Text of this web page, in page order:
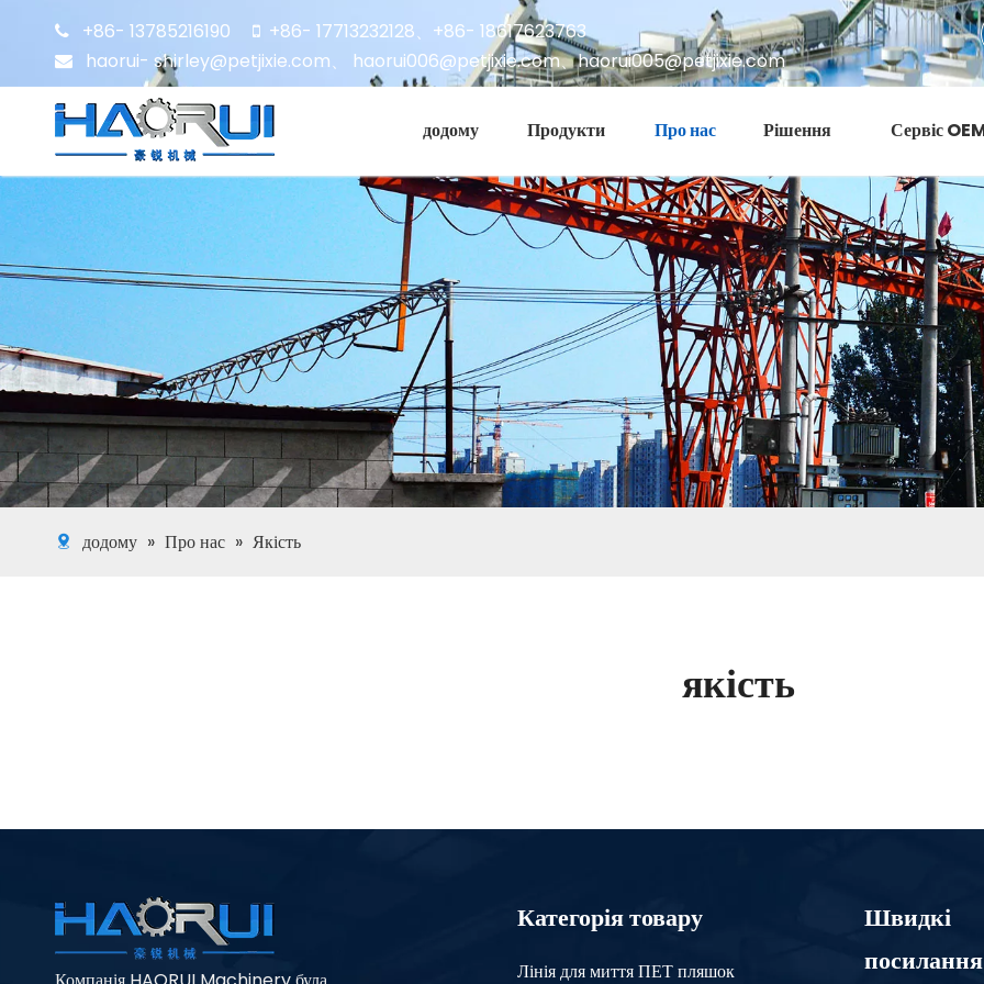
 +86- 13785216190  +86- 17713232128 +86- 18617623763
 haorui- shirley@petjixie.com、 haorui006@petjixie.com、haorui005@petjixie.com
додому Продукти Про нас Рішення Сервіс
додому » Про нас » Якість
якість
Категорія товару
Лінія для миття ПЕТ пляшок
Швидкі
посилання